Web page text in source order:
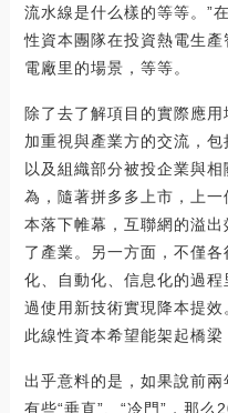
流水線是什么樣的等等。”
性資本團隊在投資熱電生
電廠里的場景，等等。
除了去了解項目的實際應
加重視與產業方的交流，包
以及組織部分被投企業與
為，隨著拼多多上市，上
本落下帷幕，互聯網的溢
了產業。另一方面，不僅
化、自動化、信息化的過
過使用新技術實現降本提
此線性資本希望能架起橋梁
出乎意料的是，如果說前
有些“垂直”、“冷門”，那